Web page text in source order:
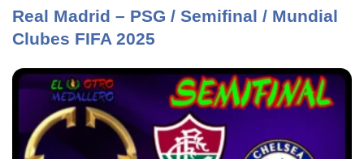
Real Madrid – PSG / Semifinal / Mundial
Clubes FIFA 2025